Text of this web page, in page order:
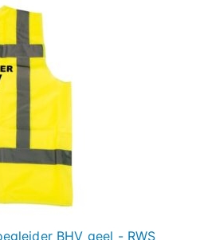
BHV geel - RWS